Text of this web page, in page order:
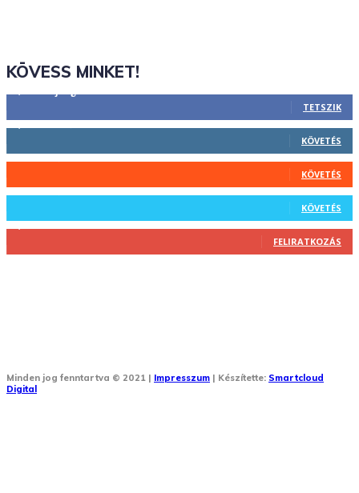
KÖVESS MINKET!
TETSZIK
KÖVETÉS
KÖVETÉS
KÖVETÉS
FELIRATKOZÁS
Minden jog fenntartva © 2021 | Impresszum | Készítette: Smartcloud
Digital